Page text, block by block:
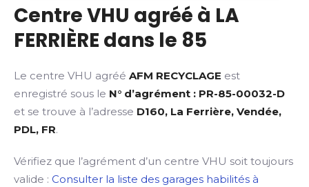
Centre VHU agréé à LA
FERRIÈRE dans le 85
Le centre VHU agréé AFM RECYCLAGE est
enregistré sous le N° d’agrément : PR-85-00032-D
et se trouve à l’adresse D160, La Ferrière, Vendée,
PDL, FR.
Vérifiez que l’agrément d’un centre VHU soit toujours
valide : Consulter la liste des garages habilités à